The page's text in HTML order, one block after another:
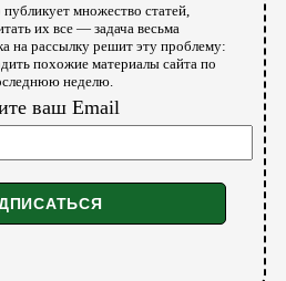
множество статей,
их все — задача весьма
на рассылку решит эту проблему:
похожие материалы сайта по
неделю.
ваш Email